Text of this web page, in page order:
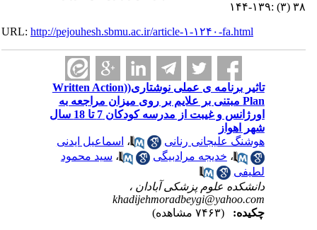
۳۸ (۳) :۱۳۹-۱۴۴
URL:http://pejouhesh.sbmu.ac.ir/article-۱-۱۲۴۰-fa.html
تاثیر برنامه ی عملی نوشتاری((Written Action
Plan مبتنی بر علایم بر روی میزان مراجعه به
اورژانس و غیبت از مدرسه کودکان 7 تا 18 سال
شهر اهواز
هوشنگ علیجانی رنانی
،اسماعیل ایدنی
،خدیجه مرادبیگی ،سید محمود
لطیفی
دانشکده علوم پزشکی آبادان ،
khadijehmoradbeygi@yahoo.com
چکیده: